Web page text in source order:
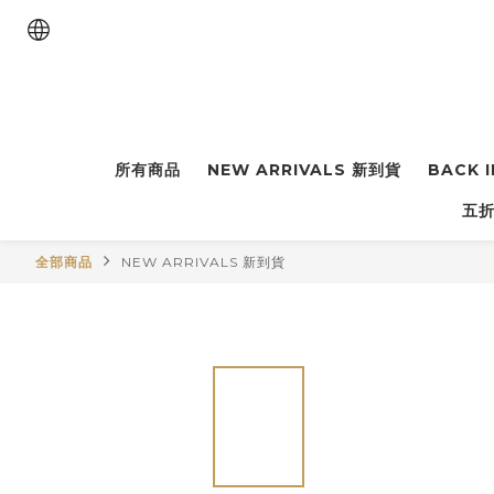
所有商品 NEW ARRIVALS 新到貨 BACK
五
全部商品 NEW ARRIVALS 新到貨